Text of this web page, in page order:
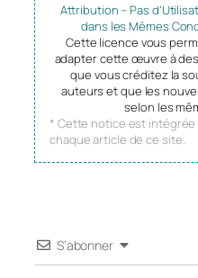
Attribution – Pas
dans les Mêmes
Cette licence vous
adapter cette œuvre à
que vous créditez la
auteurs et que les
selon les
* Cette notice est
chaque article de ce site.
S’abonner